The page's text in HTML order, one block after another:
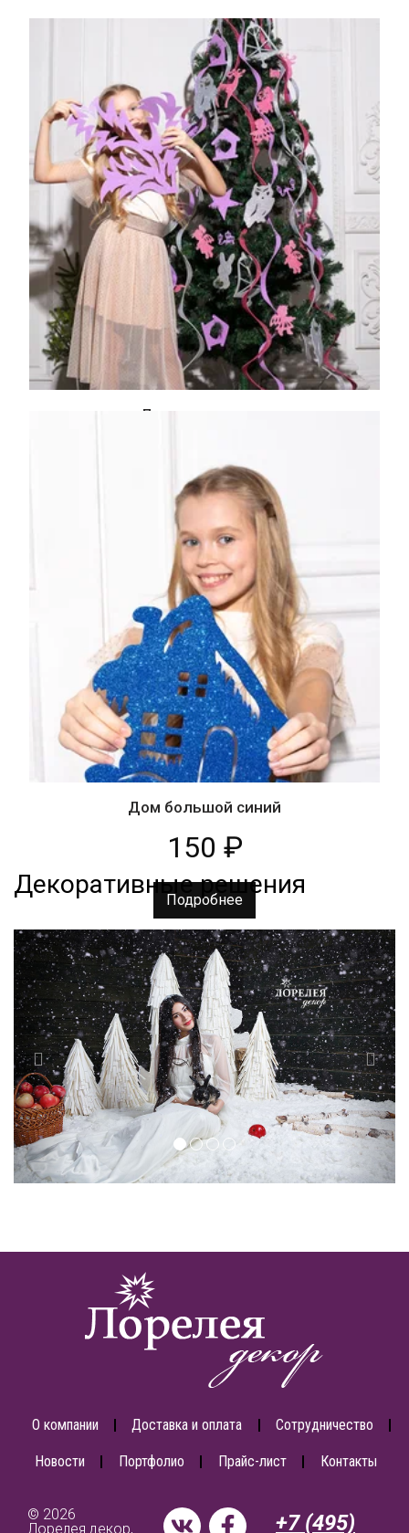
Лапы сиреневые
₽
Подробнее
Дом большой синий
150 ₽
Подробнее
Декоративные решения
О компании Доставка и оплата Сотрудничество
Новости Портфолио Прайс-лист Контакты
© 2026
Лорелея декор,
+7 (495)